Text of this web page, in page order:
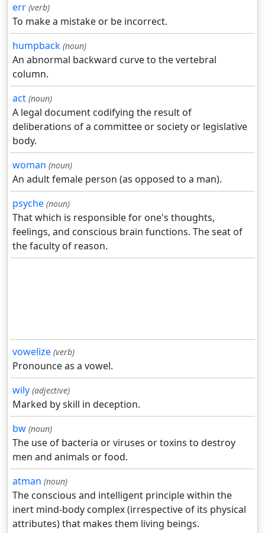
err (verb)
To make a mistake or be incorrect.
humpback (noun)
An abnormal backward curve to the vertebral
column.
act (noun)
A legal document codifying the result of
deliberations of a committee or society or legislative
body.
woman (noun)
An adult female person (as opposed to a man).
psyche (noun)
That which is responsible for one's thoughts,
feelings, and conscious brain functions. The seat of
the faculty of reason.
vowelize (verb)
Pronounce as a vowel.
wily (adjective)
Marked by skill in deception.
bw (noun)
The use of bacteria or viruses or toxins to destroy
men and animals or food.
atman (noun)
The conscious and intelligent principle within the
inert mind-body complex (irrespective of its physical
attributes) that makes them living beings.